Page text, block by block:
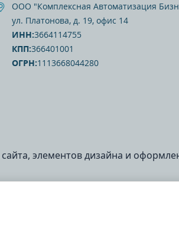
ООО "Комплексная Автоматизация
ул. Платонова, д. 19, офис 14
ИНН:3664114755
КПП:366401001
ОГРН:1113668044280
элементов дизайна и